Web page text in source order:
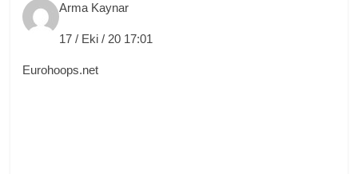
Arma Kaynar
17 / Eki / 20 17:01
Eurohoops.net